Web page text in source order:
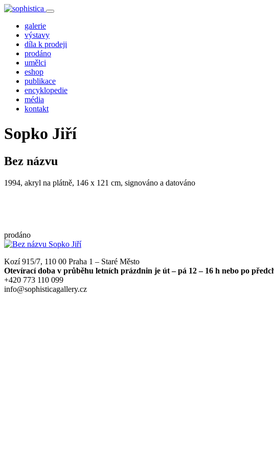
galerie
výstavy
díla k prodeji
prodáno
umělci
eshop
publikace
encyklopedie
média
kontakt
Sopko Jiří
Bez názvu
1994, akryl na plátně, 146 x 121 cm, signováno a datováno
prodáno
Kozí 915/7, 110 00 Praha 1 – Staré Město
Otevírací doba v průběhu letních prázdnin je út – pá 12 – 16 h nebo po
+420 773 110 099
info@sophisticagallery.cz